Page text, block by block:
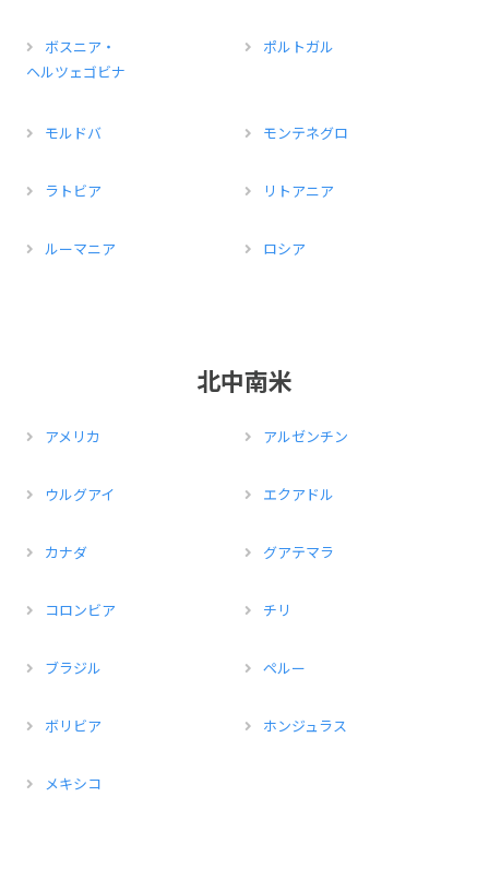
ボスニア・
ヘルツェゴビナ
ポルトガル
モルドバ モンテネグロ
ラトビア リトアニア
ルーマニア ロシア
北中南米
アメリカ アルゼンチン
ウルグアイ エクアドル
カナダ グアテマラ
コロンビア チリ
ブラジル ペルー
ボリビア ホンジュラス
メキシコ